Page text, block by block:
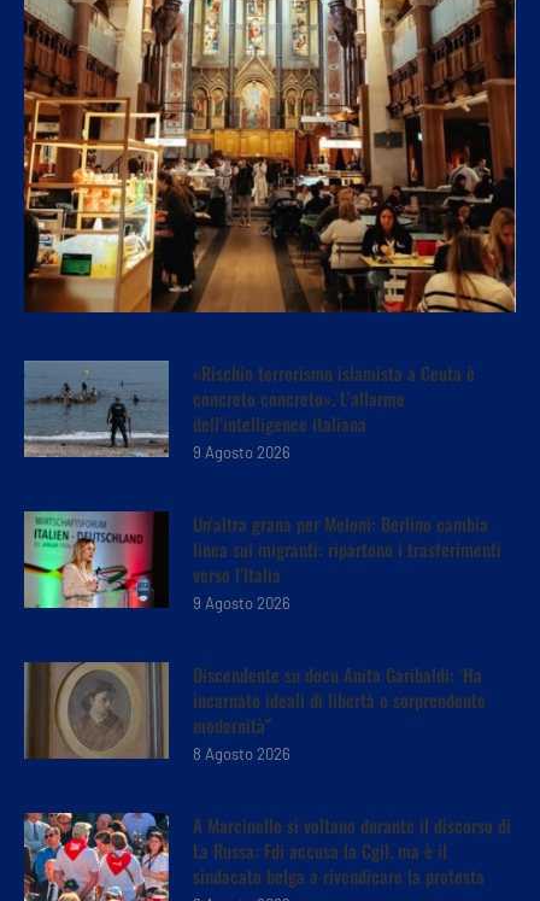
«Rischio terrorismo islamista a Ceuta è
concreto concreto». L’allarme
dell’intelligence italiana
9 Agosto 2026
Un’altra grana per Meloni: Berlino cambia
linea sui migranti: ripartono i trasferimenti
verso l’Italia
9 Agosto 2026
Discendente su docu Anita Garibaldi: ‘Ha
incarnato ideali di libertà e sorprendente
modernità”
8 Agosto 2026
A Marcinelle si voltano durante il discorso di
La Russa: Fdi accusa la Cgil, ma è il
sindacato belga a rivendicare la protesta